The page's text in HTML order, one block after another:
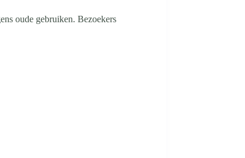
oude gebruiken. Bezoekers